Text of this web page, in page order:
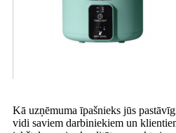
Kā uzņēmuma īpašnieks jūs
vidi saviem darbiniekiem un